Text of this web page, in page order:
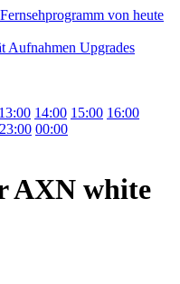
Aufnahmen Upgrades
13:00 14:00 15:00 16:00
23:00 00:00
AXN white